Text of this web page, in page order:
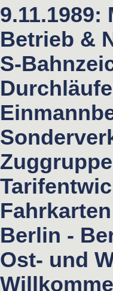
9.11.1989:
Betrieb &
S-
Berlin -
Ost- und